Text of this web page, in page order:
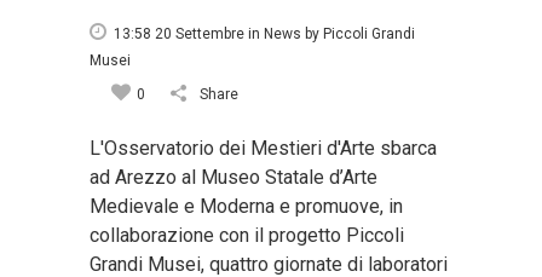
13:58 20 Settembre in News by Piccoli Grandi
Musei
0
Share
L'Osservatorio dei Mestieri d'Arte sbarca
ad Arezzo al Museo Statale d’Arte
Medievale e Moderna e promuove, in
collaborazione con il progetto Piccoli
Grandi Musei, quattro giornate di laboratori